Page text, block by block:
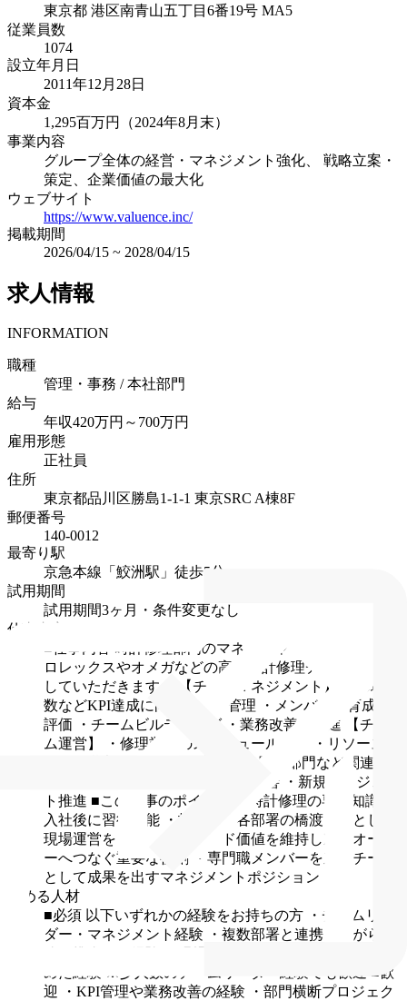
東京都 港区南青山五丁目6番19号 MA5
従業員数
1074
設立年月日
2011年12月28日
資本金
1,295百万円（2024年8月末）
事業内容
グループ全体の経営・マネジメント強化、 戦略立案・
策定、企業価値の最大化
ウェブサイト
https://www.valuence.inc/
掲載期間
2026/04/15 ~ 2028/04/15
求人情報
INFORMATION
職種
管理・事務 / 本社部門
給与
年収420万円～700万円
雇用形態
正社員
住所
東京都品川区勝島1-1-1 東京SRC A棟8F
郵便番号
140-0012
最寄り駅
京急本線「鮫洲駅」徒歩5分
試用期間
試用期間3ヶ月・条件変更なし
仕事内容
■仕事内容 時計修理部門のマネージャー候補として、
ロレックスやオメガなどの高級時計修理チームを統括
していただきます。
【チームマネジメント】
・修理点
数などKPI達成に向けた進捗管理
・メンバーの育成・
評価
・チームビルディング ・業務改善の推進
【チー
ム運営】
・修理業務のスケジュール管理
・リソース配
・買取部門など関連部
・業務フロー改善
・新規プロジェク
ト推進 ■この仕事のポイント
・時計修理の専門知識は
入社後に習得可能
・技術者と各部署の橋渡し役として
現場運営をリード
・ブランド価値を維持し次のオーナ
ーへつなぐ重要な役割
・専門職メンバーを束ねチーム
として成果を出すマネジメントポジション
求める人材
■必須 以下いずれかの経験をお持ちの方
・チームリー
ダー・マネジメント経験
・複数部署と連携しながら業
めた経験 ※少人数のチームリーダー経験でも歓迎 ■歓
迎
・KPI管理や業務改善の経験
・部門横断プロジェク